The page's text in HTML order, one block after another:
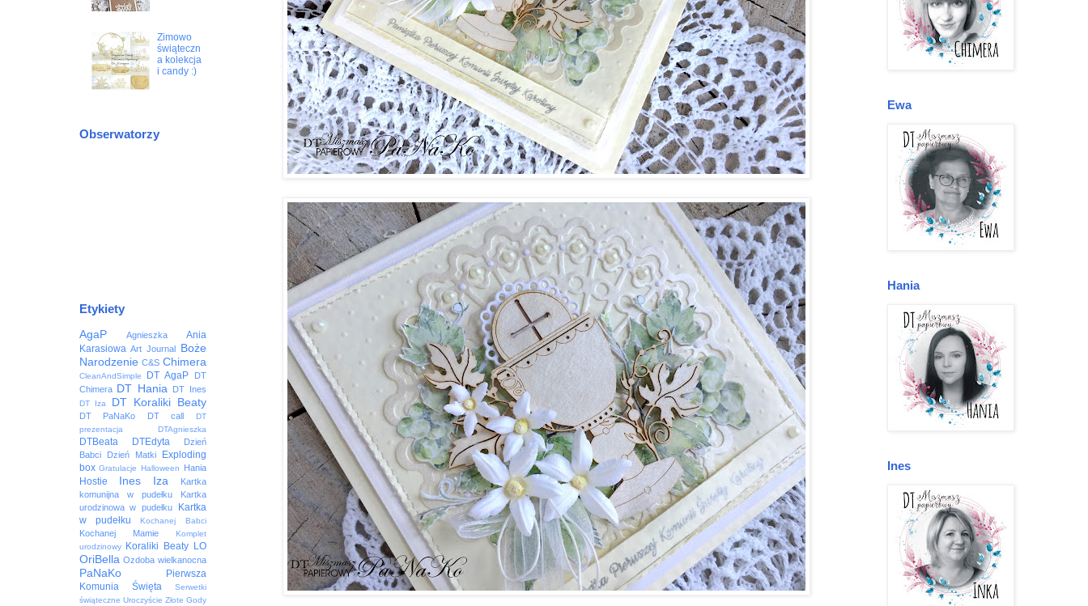
Zimowo
świąteczn
a kolekcja
i candy :)
Obserwatorzy
Etykiety
AgaP Agnieszka
Ania
Karasiowa Art Journal
Boże
Narodzenie C&S Chimera
CleanAndSimple DT AgaP
DT
Chimera DT Hania DT Ines
DT Iza DT Koraliki Beaty
DT PaNaKo DT call
DT
prezentacja
DTAgnieszka
DTBeata DTEdyta
Dzień
Babci
Dzień Matki
Exploding
box Gratulacje Halloween Hania
Hostie Ines Iza
Kartka
komunijna w pudełku
Kartka
urodzinowa w pudełku
Kartka
w pudełku
Kochanej Babci
Kochanej Mamie
Komplet
urodzinowy
Koraliki Beaty LO
OriBella Ozdoba wielkanocna
PaNaKo
Pierwsza
Komunia Święta
Serwetki
świąteczne Uroczyście Złote Gody
Ewa
Hania
Ines